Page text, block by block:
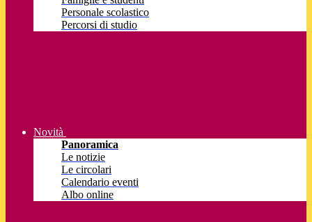
Personale scolastico
Percorsi di studio
Novità
Panoramica
Le notizie
Le circolari
Calendario eventi
Albo online